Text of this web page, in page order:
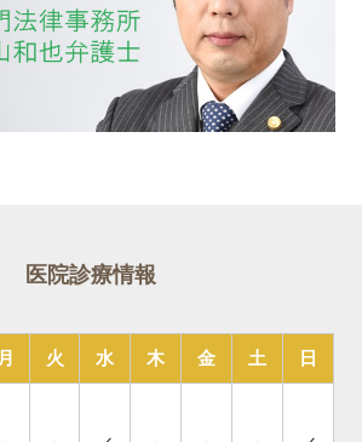
医院診療情報
月 火 水 木 金 土 日